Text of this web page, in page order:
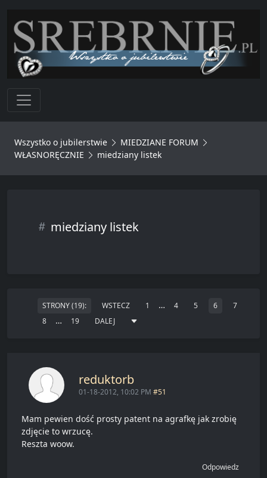
Toggle navigation
Wszystko o jubilerstwie
MIEDZIANE FORUM
WŁASNORĘCZNIE
miedziany listek
miedziany listek
STRONY (19): WSTECZ 1 … 4 5 6
7
8
… 19 DALEJ
reduktorb
01-18-2012, 10:02 PM #51
Mam pewien dość prosty patent na agrafkę jak zrobię
zdjęcie to wrzucę.
Reszta woow.
Odpowiedz